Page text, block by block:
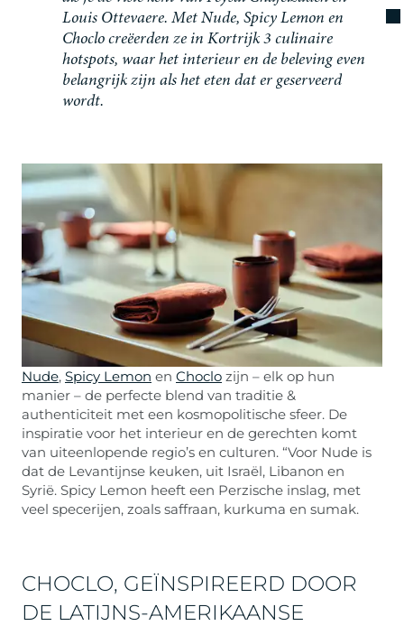
Louis Ottevaere. Met Nude, Spicy Lemon en
Choclo creëerden ze in Kortrijk 3 culinaire
hotspots, waar het interieur en de beleving even
belangrijk zijn als het eten dat er geserveerd
wordt.
Nude, Spicy Lemon en Choclo zijn – elk op hun
manier – de perfecte blend van traditie &
authenticiteit met een kosmopolitische sfeer. De
inspiratie voor het interieur en de gerechten komt
van uiteenlopende regio’s en culturen. “Voor Nude is
dat de Levantijnse keuken, uit Israël, Libanon en
Syrië. Spicy Lemon heeft een Perzische inslag, met
veel specerijen, zoals saffraan, kurkuma en sumak.
CHOCLO, GEÏNSPIREERD DOOR
DE LATIJNS-AMERIKAANSE